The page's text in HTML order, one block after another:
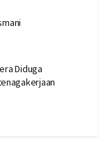
Diduga